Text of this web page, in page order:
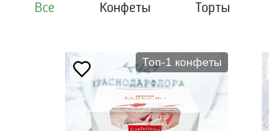
Все Конфеты Торты
Топ-1 конфеты